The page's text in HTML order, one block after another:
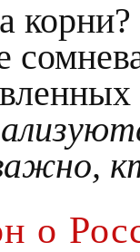
о